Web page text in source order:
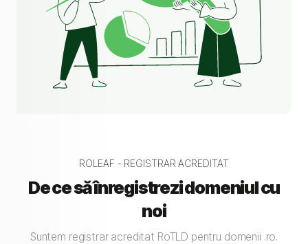
ROLEAF - REGISTRAR ACREDITAT
De ce să înregistrezi domeniul cu
noi
Suntem registrar acreditat RoTLD pentru domenii .ro.